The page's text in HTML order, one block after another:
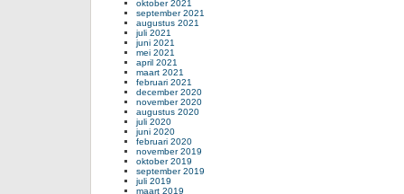
oktober 2021
september 2021
augustus 2021
juli 2021
juni 2021
mei 2021
april 2021
maart 2021
februari 2021
december 2020
november 2020
augustus 2020
juli 2020
juni 2020
februari 2020
november 2019
oktober 2019
september 2019
juli 2019
maart 2019